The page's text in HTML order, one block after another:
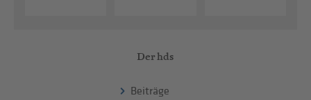
Der hds
Beiträge